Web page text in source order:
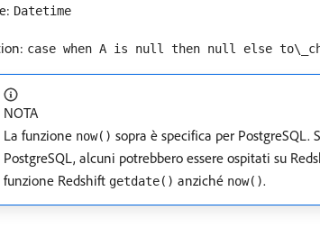
Datetime
case when A is null then null else
NOTA
La funzione now() sopra è specifica per
PostgreSQL, alcuni potrebbero essere ospitati su
funzione Redshift getdate() anziché now().